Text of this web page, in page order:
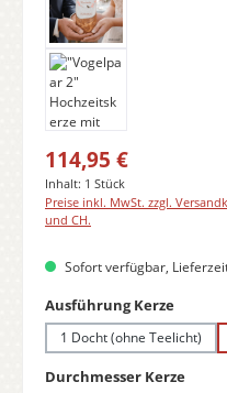
Regulärer Preis:
114,95 €
Inhalt: 1 Stück
Preise inkl. MwSt. zzgl.
und CH.
Sofort verfügbar,
Ausführung Kerze
1 Docht (ohne Teelicht)
Durchmesser Kerze